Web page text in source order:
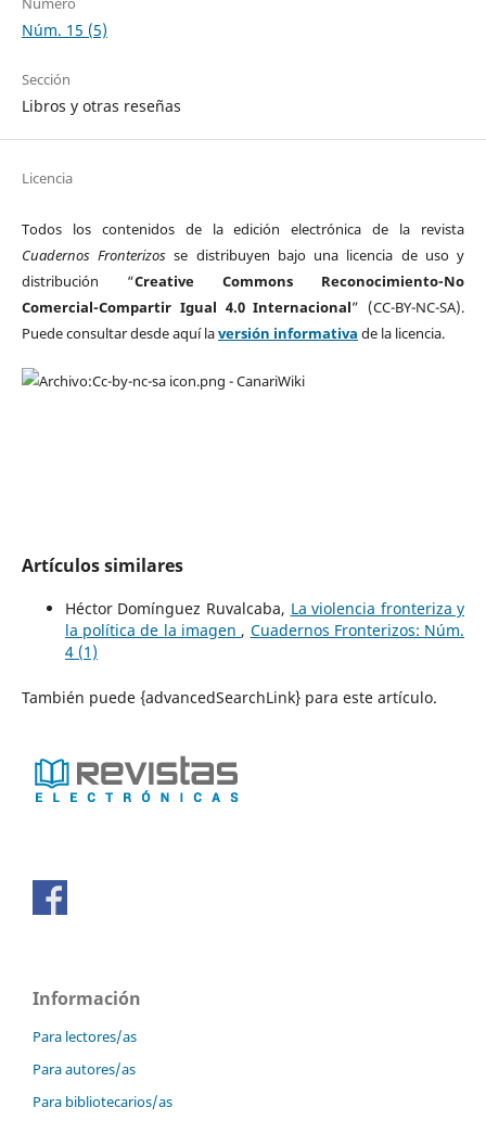
Núm. 15 (5)
Sección
Libros y otras reseñas
Licencia
Todos los contenidos de la edición electrónica de la revista
Cuadernos Fronterizos se distribuyen bajo una licencia de uso y
distribución “Creative Commons Reconocimiento-No
Comercial-Compartir Igual 4.0 Internacional” (CC-BY-NC-SA).
Puede consultar desde aquí laversión informativa de la licencia.
Artículos similares
Héctor Domínguez Ruvalcaba, La violencia fronteriza y
la política de la imagen , Cuadernos Fronterizos: Núm.
4 (1)
También puede {advancedSearchLink} para este artículo.
Información
Para lectores/as
Para autores/as
Para bibliotecarios/as